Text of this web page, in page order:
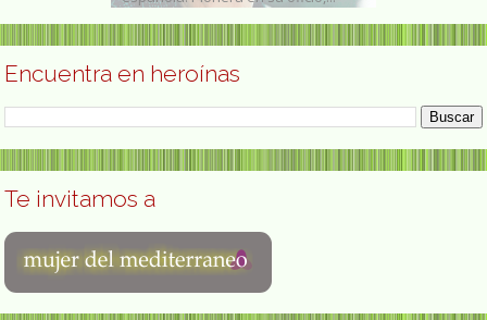
Encuentra en heroínas
Te invitamos a